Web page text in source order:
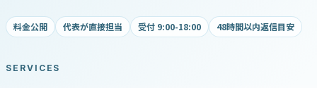
料金公開 代表が直接担当 受付 9:00-18:00 48時間以内返信目安
SERVICES